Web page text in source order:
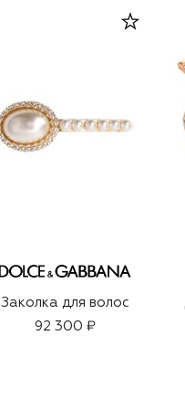
Заколка для волос
92 300 ₽